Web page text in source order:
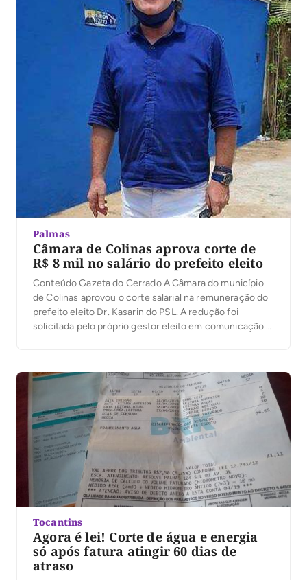
Palmas
Câmara de Colinas aprova corte de
R$ 8 mil no salário do prefeito eleito
Conteúdo Gazeta do Cerrado A Câmara do município
de Colinas aprovou o corte salarial na remuneração do
prefeito eleito Dr. Kasarin do PSL. A redução foi
solicitada pelo próprio gestor eleito em comunicação a
votação. O salário […]
Tocantins
Agora é lei! Corte de água e energia
só após fatura atingir 60 dias de
atraso